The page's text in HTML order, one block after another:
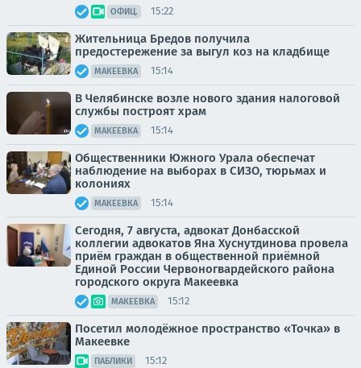
ОФИЦ. 15:22
Жительница Бредов получила
предостережение за выгул коз на кладбище
МАКЕЕВКА 15:14
В Челябинске возле нового здания налоговой
службы построят храм
МАКЕЕВКА 15:14
Общественники Южного Урала обеспечат
наблюдение на выборах в СИЗО, тюрьмах и
колониях
МАКЕЕВКА 15:14
Сегодня, 7 августа, адвокат Донбасской
коллегии адвокатов Яна Хуснутдинова провела
приём граждан в общественной приёмной
Единой России Червоногвардейского района
городского округа Макеевка
МАКЕЕВКА 15:12
Посетил молодёжное пространство «Точка» в
Макеевке
ПАБЛИКИ 15:12